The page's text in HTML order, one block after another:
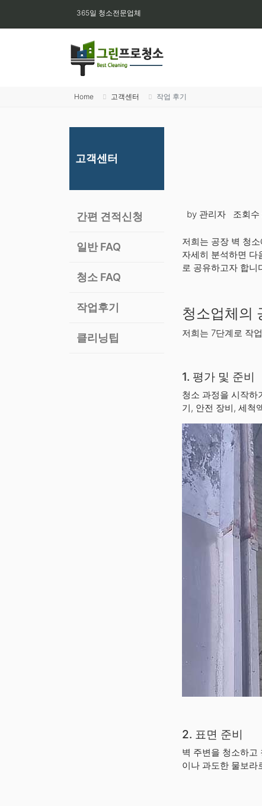
365일 청소전문업체
Home 고객센터 작업 후기
by 관리자 조회수
저희는 공장 벽 청
자세히 분석하면 다
로 공유하고자 합니
청소업체의
저희는 7단계로 작
1. 평가 및 준비
청소 과정을 시작하
기, 안전 장비, 세척
2. 표면 준비
벽 주변을 청소하고
이나 과도한 물보라
고객센터
간편 견적신청
일반 FAQ
청소 FAQ
작업후기
클리닝팁